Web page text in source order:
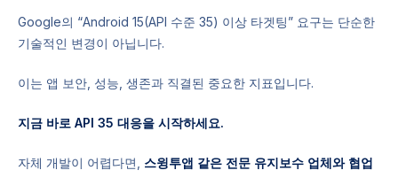
Google의 “Android 15(API 수준 35) 이상 타겟팅” 요구는 단순한
기술적인 변경이 아닙니다.
이는 앱 보안, 성능, 생존과 직결된 중요한 지표입니다.
지금 바로 API 35 대응을 시작하세요.
자체 개발이 어렵다면, 스윙투앱 같은 전문 유지보수 업체와 협업